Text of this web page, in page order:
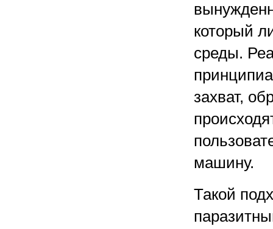
который
среды.
захват,
машину.
Такой